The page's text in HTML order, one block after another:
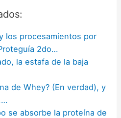
los procesamientos por
2do…
la estafa de la baja
de Whey? (En verdad), y
se absorbe la proteína de